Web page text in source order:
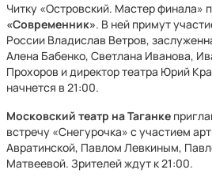
Читку «Островский. Мастер финала»
«Современник». В ней примут
России Владислав Ветров,
Алена Бабенко, Светлана Иванова,
Прохоров и директор театра Юрий
начнется в 21:00.
Московский театр на Таганке
встречу «Снегурочка» с участием
Авратинской, Павлом Левкиным,
Матвеевой. Зрителей ждут к 21:00.